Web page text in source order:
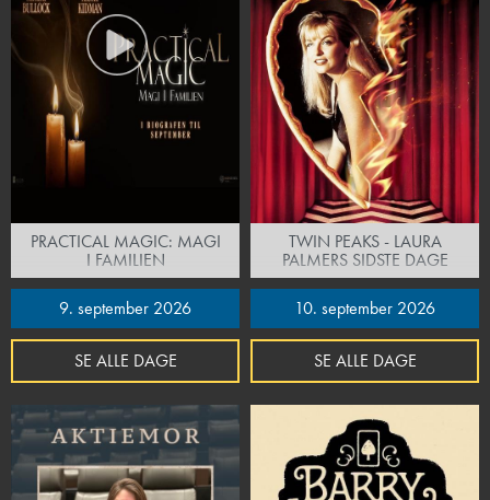
PRACTICAL MAGIC: MAGI
I FAMILIEN
9. september 2026
SE ALLE DAGE
TWIN PEAKS - LAURA
PALMERS SIDSTE DAGE
10. september 2026
SE ALLE DAGE